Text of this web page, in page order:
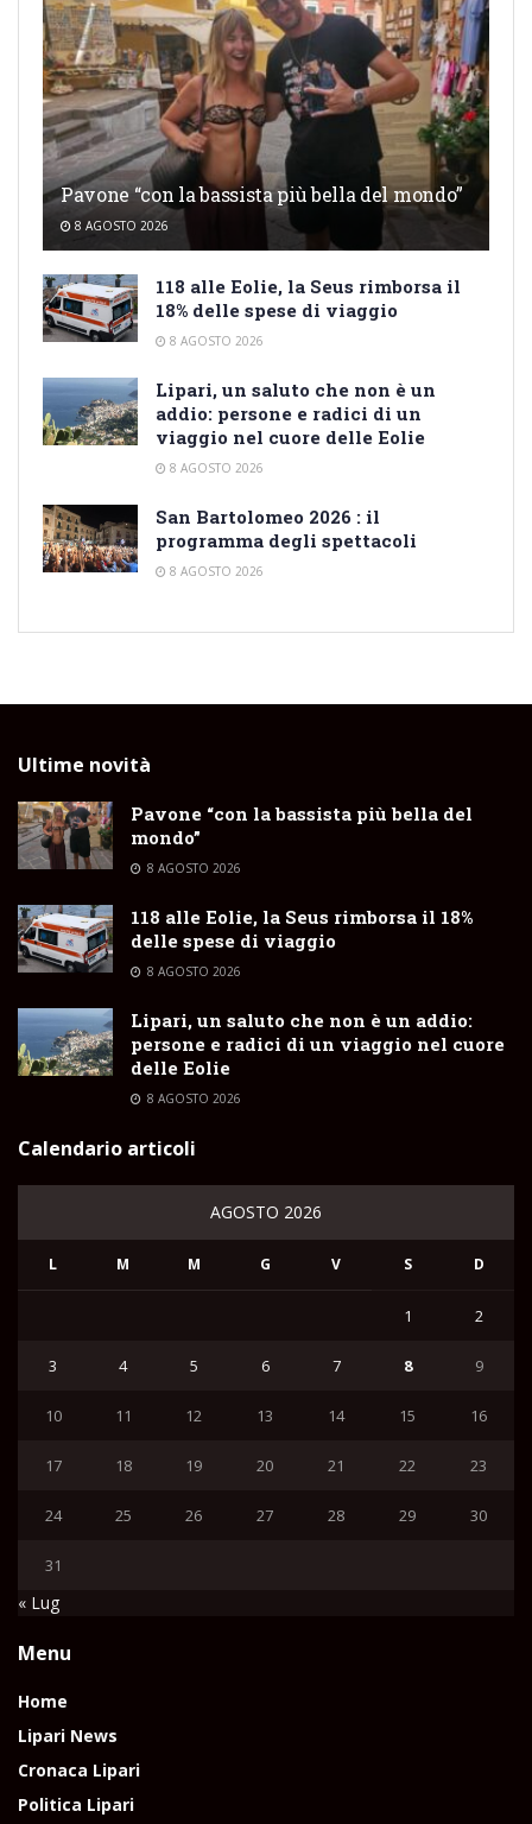
Pavone “con la bassista più bella del mondo”
8 AGOSTO 2026
118 alle Eolie, la Seus rimborsa il
18% delle spese di viaggio
8 AGOSTO 2026
Lipari, un saluto che non è un
addio: persone e radici di un
viaggio nel cuore delle Eolie
8 AGOSTO 2026
San Bartolomeo 2026 : il
programma degli spettacoli
8 AGOSTO 2026
Ultime novità
Pavone “con la bassista più bella del
mondo”
8 AGOSTO 2026
118 alle Eolie, la Seus rimborsa il 18%
delle spese di viaggio
8 AGOSTO 2026
Lipari, un saluto che non è un addio:
persone e radici di un viaggio nel cuore
delle Eolie
8 AGOSTO 2026
Calendario articoli
AGOSTO 2026
L M M G V S D
1 2
3 4 5 6 7 8 9
10 11 12 13 14 15 16
17 18 19 20 21 22 23
24 25 26 27 28 29 30
31
« Lug
Menu
Home
Lipari News
Cronaca Lipari
Politica Lipari